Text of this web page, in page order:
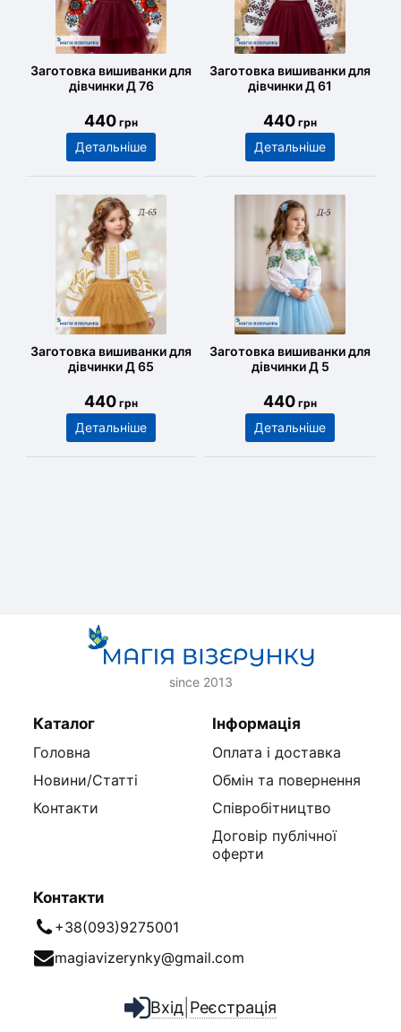
Заготовка вишиванки для
дівчинки Д 76
440 грн
Детальніше
Заготовка вишиванки для
дівчинки Д 61
440 грн
Детальніше
Заготовка вишиванки для
дівчинки Д 65
440 грн
Детальніше
Заготовка вишиванки для
дівчинки Д 5
440 грн
Детальніше
since 2013
Каталог
Головна
Новини/Статті
Контакти
Інформація
Оплата і доставка
Обмін та повернення
Співробітництво
Договір публічної
оферти
Контакти
+38(093)9275001
magiavizerynky@gmail.com
Вхід Реєстрація